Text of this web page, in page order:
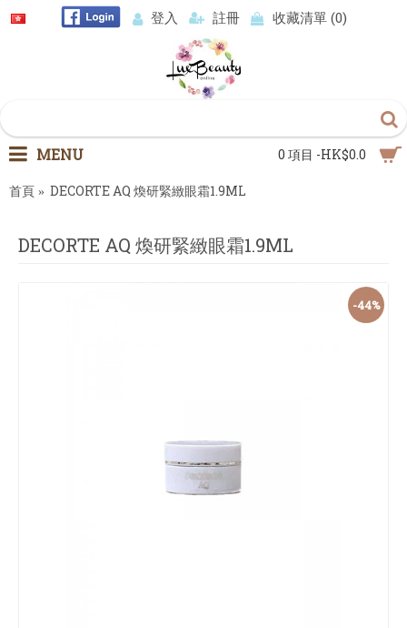
登入 註冊 收藏清單 (0)
0 項目 -HK$0.0
MENU
首頁 DECORTE AQ 煥研緊緻眼霜1.9ML
DECORTE AQ 煥研緊緻眼霜1.9ML
-44%